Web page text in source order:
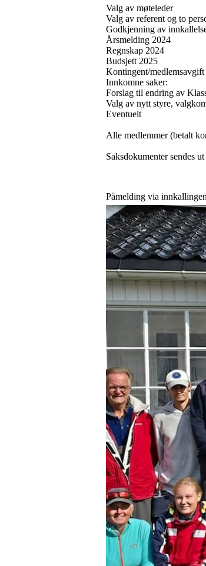
Valg av møteleder
Valg av referent og to
Godkjenning av
Årsmelding 2024
Regnskap 2024
Budsjett 2025
Kontingent/
Innkomne saker:
Forslag til endring av
Valg av nytt styre,
Eventuelt
Alle medlemmer (betalt
Saksdokumenter sendes
Påmelding via